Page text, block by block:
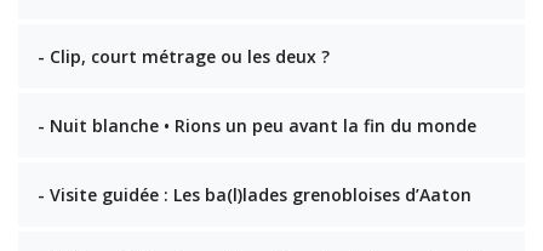
- Clip, court métrage ou les deux ?
- Nuit blanche • Rions un peu avant la fin du monde
- Visite guidée : Les ba(l)lades grenobloises d’Aaton